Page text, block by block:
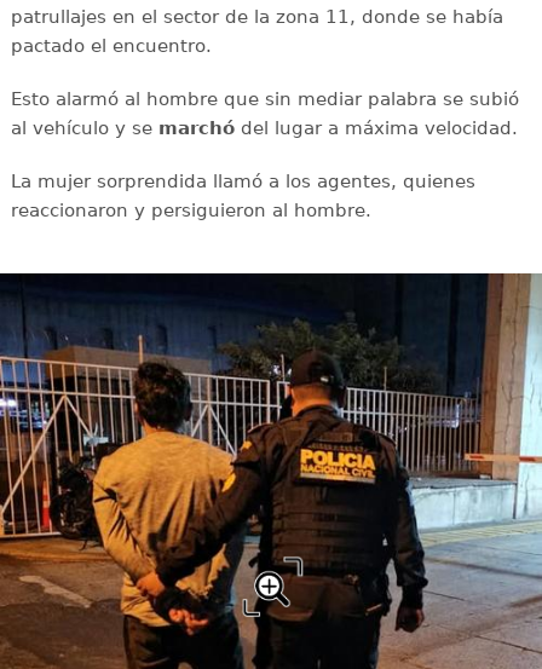
patrullajes en el sector de la zona 11, donde se había
pactado el encuentro.
Esto alarmó al hombre que sin mediar palabra se subió
al vehículo y se marchódel lugar a máxima velocidad.
La mujer sorprendida llamó a los agentes, quienes
reaccionaron y persiguieron al hombre.